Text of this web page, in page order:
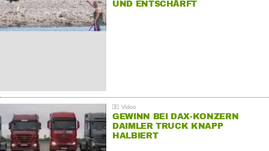
UND ENTSCHÄRFT
GEWINN BEI DAX-KONZERN
DAIMLER TRUCK KNAPP
HALBIERT